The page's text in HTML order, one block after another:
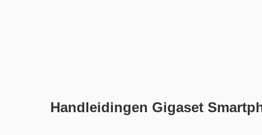
Handleidingen Gigaset